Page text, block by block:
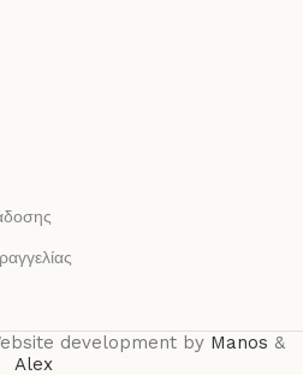
development by Manos &
Alex